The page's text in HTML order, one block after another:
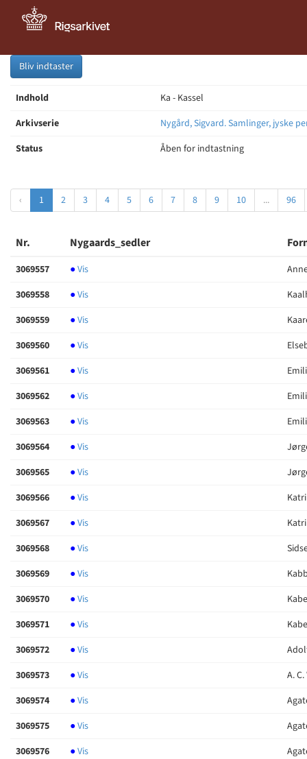
Bliv indtaster
Indhold
Ka - Kassel
Arkivserie
Nygård, Sigvard. Samlinger, jyske
Status
Åben for indtastning
‹ 1 2 3 4 5 6 7 8 9 10 ... 96
Nr. Nygaards_sedler
3069557 ●Vis
3069558
●Vis
3069559
●Vis
3069560
●Vis
3069561
●Vis
3069562
●Vis
3069563
●Vis
3069564
●Vis
3069565
●Vis
3069566
●Vis
3069567
●Vis
3069568
●Vis
3069569
●Vis
3069570
●Vis
3069571
●Vis
3069572
●Vis
3069573
●Vis
A.
3069574
●Vis
3069575
●Vis
3069576
●Vis